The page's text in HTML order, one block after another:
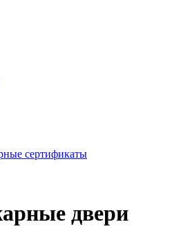
сертификаты
двери